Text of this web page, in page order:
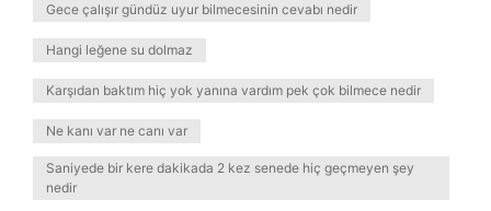
Gece çalışır gündüz uyur bilmecesinin cevabı nedir
Hangi leğene su dolmaz
Karşıdan baktım hiç yok yanına vardım pek çok bilmece nedir
Ne kanı var ne canı var
Saniyede bir kere dakikada 2 kez senede hiç geçmeyen şey
nedir